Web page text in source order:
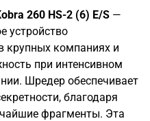
260 HS-2 (6) E/S —
устройство
крупных компаниях и
при интенсивном
Шредер обеспечивает
благодаря
фрагменты. Эта